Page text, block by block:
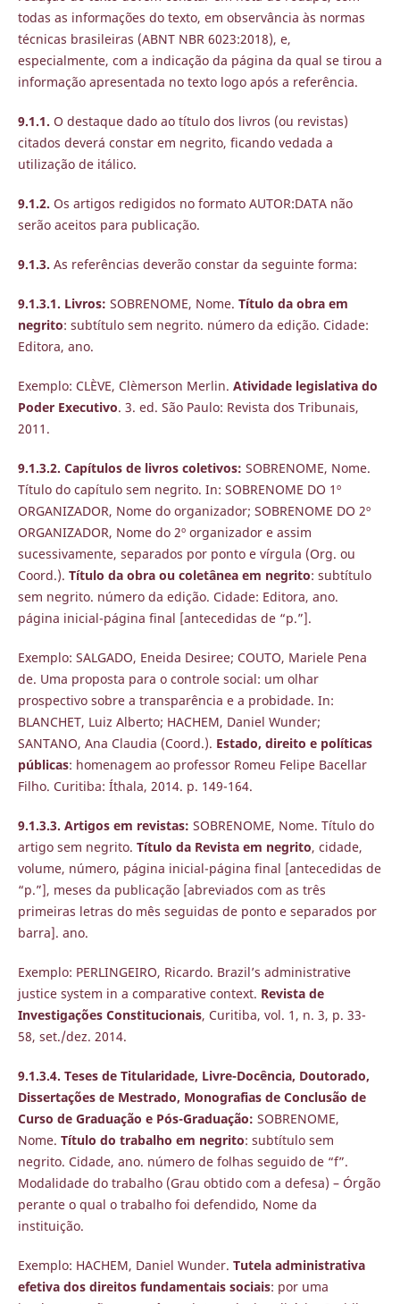
todas as informações do texto, em observância às normas
técnicas brasileiras (ABNT NBR 6023:2018), e,
especialmente, com a indicação da página da qual se tirou a
informação apresentada no texto logo após a referência.
9.1.1. O destaque dado ao título dos livros (ou revistas)
citados deverá constar em negrito, ficando vedada a
utilização de itálico.
9.1.2. Os artigos redigidos no formato AUTOR:DATA não
serão aceitos para publicação.
9.1.3. As referências deverão constar da seguinte forma:
9.1.3.1. Livros: SOBRENOME, Nome. Título da obra em
negrito: subtítulo sem negrito. número da edição. Cidade:
Editora, ano.
Exemplo: CLÈVE, Clèmerson Merlin. Atividade legislativa do
Poder Executivo. 3. ed. São Paulo: Revista dos Tribunais,
2011.
9.1.3.2. Capítulos de livros coletivos: SOBRENOME, Nome.
Título do capítulo sem negrito. In: SOBRENOME DO 1º
ORGANIZADOR, Nome do organizador; SOBRENOME DO 2º
ORGANIZADOR, Nome do 2º organizador e assim
sucessivamente, separados por ponto e vírgula (Org. ou
Coord.). Título da obra ou coletânea em negrito: subtítulo
sem negrito. número da edição. Cidade: Editora, ano.
página inicial-página final [antecedidas de “p.”].
Exemplo: SALGADO, Eneida Desiree; COUTO, Mariele Pena
de. Uma proposta para o controle social: um olhar
prospectivo sobre a transparência e a probidade. In:
BLANCHET, Luiz Alberto; HACHEM, Daniel Wunder;
SANTANO, Ana Claudia (Coord.). Estado, direito e políticas
públicas: homenagem ao professor Romeu Felipe Bacellar
Filho. Curitiba: Íthala, 2014. p. 149-164.
9.1.3.3. Artigos em revistas: SOBRENOME, Nome. Título do
artigo sem negrito. Título da Revista em negrito, cidade,
volume, número, página inicial-página final [antecedidas de
“p.”], meses da publicação [abreviados com as três
primeiras letras do mês seguidas de ponto e separados por
barra]. ano.
Exemplo: PERLINGEIRO, Ricardo. Brazil’s administrative
justice system in a comparative context. Revista de
Investigações Constitucionais, Curitiba, vol. 1, n. 3, p. 33-
58, set./dez. 2014.
9.1.3.4. Teses de Titularidade, Livre-Docência, Doutorado,
Dissertações de Mestrado, Monografias de Conclusão de
Curso de Graduação e Pós-Graduação: SOBRENOME,
Nome. Título do trabalho em negrito: subtítulo sem
negrito. Cidade, ano. número de folhas seguido de “f”.
Modalidade do trabalho (Grau obtido com a defesa) – Órgão
perante o qual o trabalho foi defendido, Nome da
instituição.
Exemplo: HACHEM, Daniel Wunder. Tutela administrativa
efetiva dos direitos fundamentais sociais: por uma